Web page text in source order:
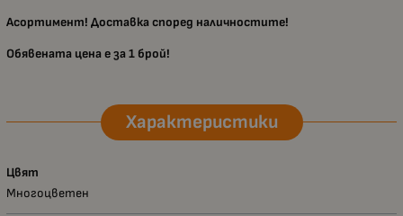
Асортимент! Доставка според наличностите!
Обявената цена е за 1 брой!
Характеристики
Цвят
Многоцветен